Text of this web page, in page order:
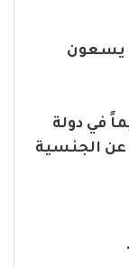
يسعون
في دولة
عن الجنسية